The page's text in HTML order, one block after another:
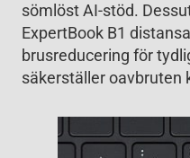
sömlöst AI-stöd.
ExpertBook B1
brusreducering för
säkerställer oavbruten